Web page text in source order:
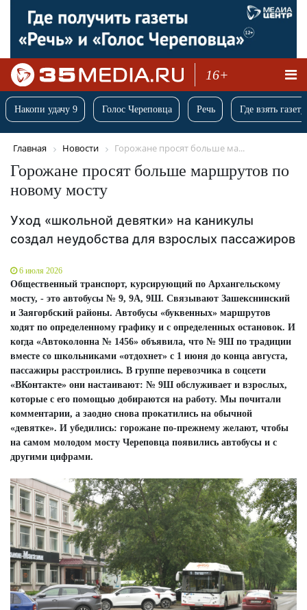
16+
Накопи удачу 9 Голос Череповца Речь Где взять
Главная Новости Горожане просят больше ма...
Горожане просят больше маршрутов по
новому мосту
Уход «школьной девятки» на каникулы
создал неудобства для взрослых пассажиров
6 июля 2026
Общественный транспорт, курсирующий по Архангельскому
мосту, - это автобусы № 9, 9А, 9Ш. Связывают Зашекснинский
и Заягорбский районы. Автобусы «буквенных» маршрутов
ходят по определенному графику и с определенных остановок. И
когда «Автоколонна № 1456» объявила, что № 9Ш по традиции
вместе со школьниками «отдохнет» с 1 июня до конца августа,
пассажиры расстроились. В группе перевозчика в соцсети
«ВКонтакте» они настаивают: № 9Ш обслуживает и взрослых,
которые с его помощью добираются на работу. Мы почитали
комментарии, а заодно снова прокатились на обычной
«девятке». И убедились: горожане по-прежнему желают, чтобы
на самом молодом мосту Череповца появились автобусы и с
другими цифрами.